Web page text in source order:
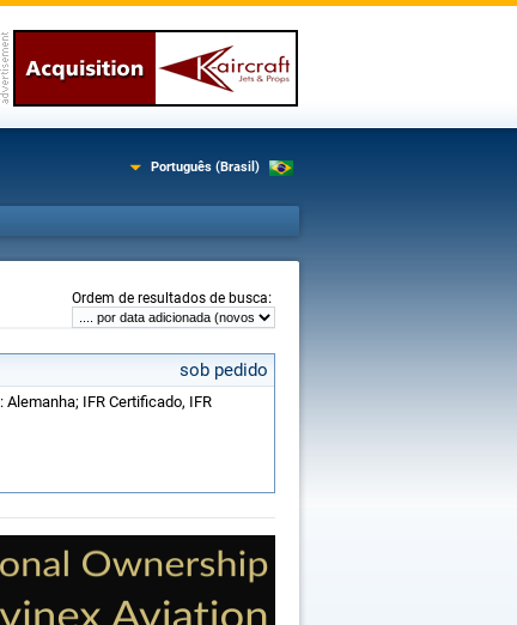
Português (Brasil)
Ordem de resultados de busca:
sob pedido
IFR Certificado, IFR